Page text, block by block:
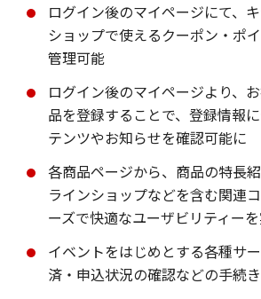
ログイン後のマイページにて、
ショップで使えるクーポン・ポ
管理可能
ログイン後のマイページより、
品を登録することで、登録情報
テンツやお知らせを確認可能に
各商品ページから、商品の特長
ラインショップなどを含む関連
ーズで快適なユーザビリティー
イベントをはじめとする各種サ
済・申込状況の確認などの手続